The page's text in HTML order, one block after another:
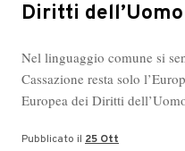
Diritti dell’Uomo
Nel linguaggio comune si
Cassazione resta solo
Europea dei Diritti
Pubblicato il 25 Ott